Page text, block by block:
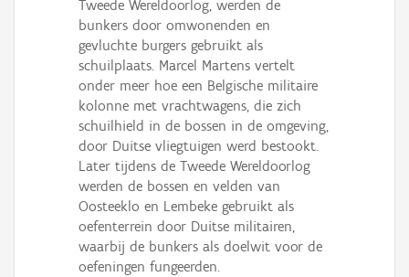
Tweede Wereldoorlog, werden de
bunkers door omwonenden en
gevluchte burgers gebruikt als
schuilplaats. Marcel Martens vertelt
onder meer hoe een Belgische militaire
kolonne met vrachtwagens, die zich
schuilhield in de bossen in de omgeving,
door Duitse vliegtuigen werd bestookt.
Later tijdens de Tweede Wereldoorlog
werden de bossen en velden van
Oosteeklo en Lembeke gebruikt als
oefenterrein door Duitse militairen,
waarbij de bunkers als doelwit voor de
oefeningen fungeerden.